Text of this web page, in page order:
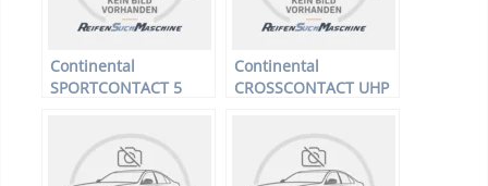
Continental
SPORTCONTACT 5
Offroadreifen –
235/50 R18 97V –
Sommerreifen
Continental
CROSSCONTACT UHP
235/55 R17 99H –
Sommerreifen